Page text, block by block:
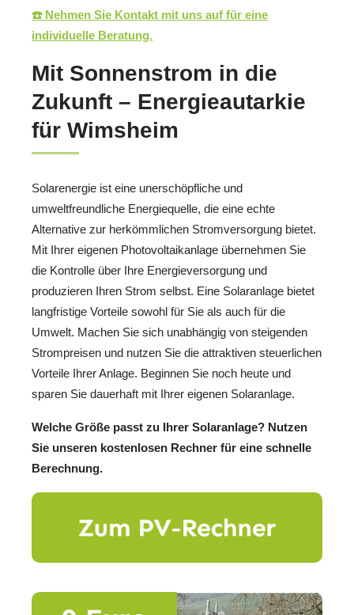
☎️ Nehmen Sie Kontakt mit uns auf für eine
individuelle Beratung.
Mit Sonnenstrom in die
Zukunft – Energieautarkie
für Wimsheim
Solarenergie ist eine unerschöpfliche und
umweltfreundliche Energiequelle, die eine echte
Alternative zur herkömmlichen Stromversorgung bietet.
Mit Ihrer eigenen Photovoltaikanlage übernehmen Sie
die Kontrolle über Ihre Energieversorgung und
produzieren Ihren Strom selbst. Eine Solaranlage bietet
langfristige Vorteile sowohl für Sie als auch für die
Umwelt. Machen Sie sich unabhängig von steigenden
Strompreisen und nutzen Sie die attraktiven steuerlichen
Vorteile Ihrer Anlage. Beginnen Sie noch heute und
sparen Sie dauerhaft mit Ihrer eigenen Solaranlage.
Welche Größe passt zu Ihrer Solaranlage? Nutzen
Sie unseren kostenlosen Rechner für eine schnelle
Berechnung.